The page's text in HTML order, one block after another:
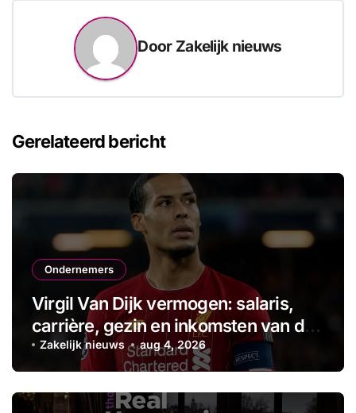
Door Zakelijk nieuws
Gerelateerd bericht
Ondernemers
Virgil Van Dijk vermogen: salaris,
carrière, gezin en inkomsten van de
aanvoerder
Zakelijk nieuws aug 4, 2026